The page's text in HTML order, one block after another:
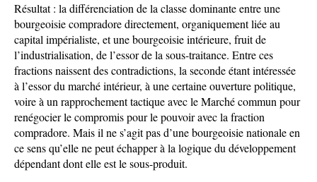
Résultat : la différenciation de la classe dominante entre une
bourgeoisie compradore directement, organiquement liée au
capital impérialiste, et une bourgeoisie intérieure, fruit de
l’industrialisation, de l’essor de la sous-traitance. Entre ces
fractions naissent des contradictions, la seconde étant intéressée
à l’essor du marché intérieur, à une certaine ouverture politique,
voire à un rapprochement tactique avec le Marché commun pour
renégocier le compromis pour le pouvoir avec la fraction
compradore. Mais il ne s’agit pas d’une bourgeoisie nationale en
ce sens qu’elle ne peut échapper à la logique du développement
dépendant dont elle est le sous-produit.